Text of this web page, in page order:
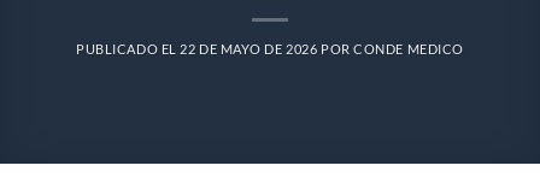
PUBLICADO EL 22 DE MAYO DE 2026 PORCONDE MEDICO